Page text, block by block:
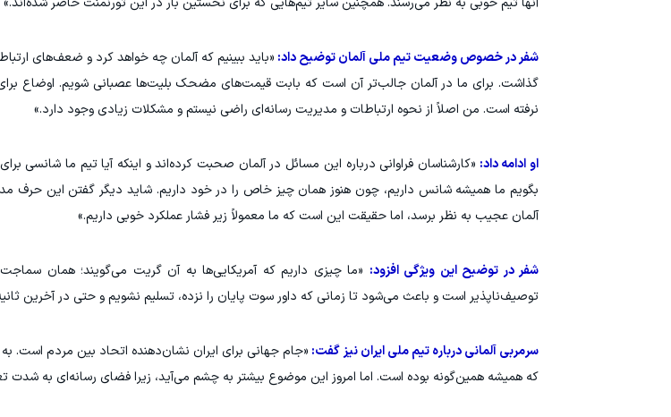
شفر در خصوص وضعیت تیم ملی آلمان توضیح داد: «باید ببینیم که آلمان چه خواهد کرد و ضعف‌های
گذاشت. برای ما در آلمان جالب‌تر آن است که بابت قیمت‌های مضحک بلیت‌ها عصبانی شویم. اوضاع
نرفته است. من اصلاً از نحوه ارتباطات و مدیریت رسانه‌ای راضی نیستم و مشکلات زیادی وجود دارد.»
او ادامه داد: «کارشناسان فراوانی درباره این مسائل در آلمان صحبت کرده‌اند و اینکه آیا تیم ما شانسی
بگویم ما همیشه شانس داریم، چون هنوز همان چیز خاص را در خود داریم. شاید دیگر گفتن این حرف
آلمان عجیب به نظر برسد، اما حقیقت این است که ما معمولاً زیر فشار عملکرد خوبی داریم.»
شفر در توضیح این ویژگی افزود: «ما چیزی داریم که آمریکایی‌ها به آن گریت می‌گویند؛ همان
توصیف‌ناپذیر است و باعث می‌شود تا زمانی که داور سوت پایان را نزده، تسلیم نشویم و حتی در آخرین
سرمربی آلمانی درباره تیم ملی ایران نیز گفت: «جام جهانی برای ایران نشان‌دهنده اتحاد بین مردم است.
که همیشه همین‌گونه بوده است. اما امروز این موضوع بیشتر به چشم می‌آید، زیرا فضای رسانه‌ای به شدت